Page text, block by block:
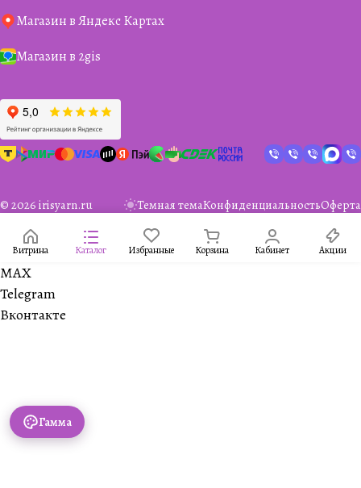
Магазин в Яндекс Картах
Магазин в 2gis
© 2026 irisyarn.ru Темная темаКонфиденциальностьОферта
Витрина Каталог Избранные Корзина Кабинет Акции
Гамма
MAX
Telegram
Вконтакте